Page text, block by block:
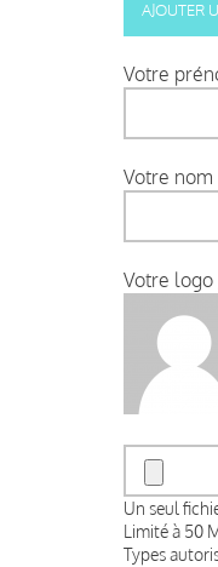
Votre
Votre nom
Votre
Un seul
Limité à 50
Types